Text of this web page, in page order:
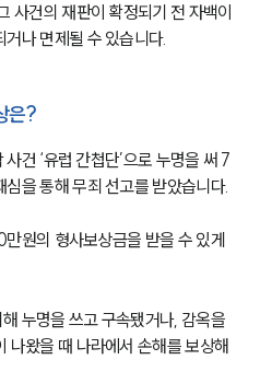
사건의 재판이 확정되기 전 자백이
나 면제될 수 있습니다.
은?
건 ‘유럽 간첩단’으로 누명을 써 7
을 통해 무죄 선고를 받았습니다.
원의 형사보상금을 받을 수 있게
누명을 쓰고 구속됐거나, 감옥을
나왔을 때 나라에서 손해를 보상해